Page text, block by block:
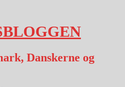
Danskerne og